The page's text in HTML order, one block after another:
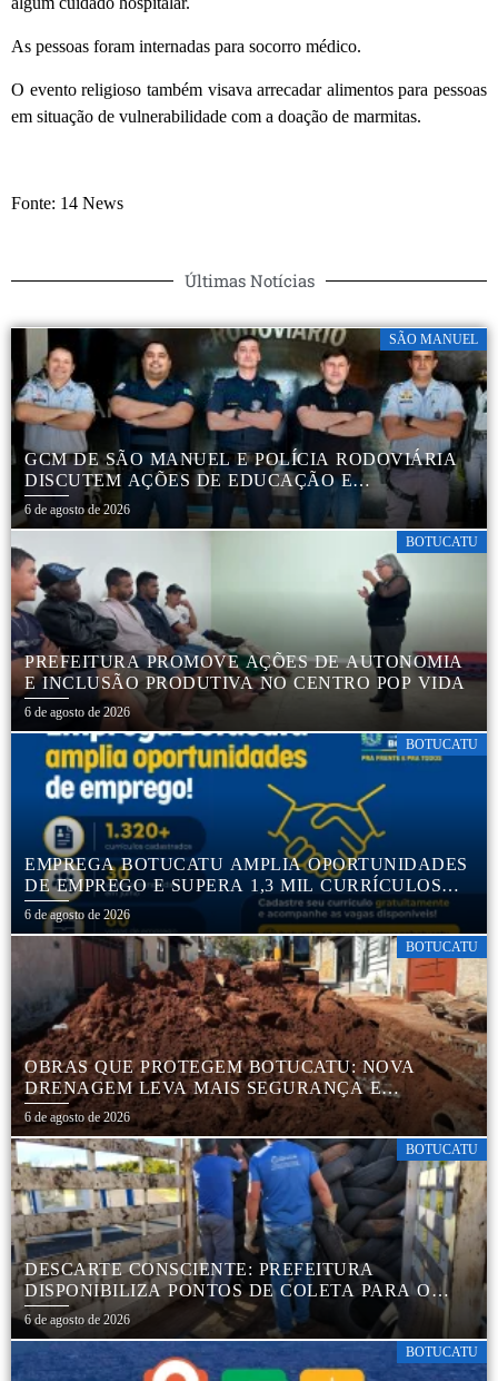
As pessoas foram internadas para socorro médico.
O evento religioso também visava arrecadar alimentos para pessoas
em situação de vulnerabilidade com a doação de marmitas.
Fonte: 14 News
Últimas Notícias
SÃO MANUEL
GCM DE SÃO MANUEL E POLÍCIA RODOVIÁRIA
DISCUTEM AÇÕES DE EDUCAÇÃO E
SEGURANÇA NO TRÂNSITO
6 de agosto de 2026
BOTUCATU
PREFEITURA PROMOVE AÇÕES DE AUTONOMIA
E INCLUSÃO PRODUTIVA NO CENTRO POP VIDA
6 de agosto de 2026
BOTUCATU
EMPREGA BOTUCATU AMPLIA OPORTUNIDADES
DE EMPREGO E SUPERA 1,3 MIL CURRÍCULOS
CADASTRADOS
6 de agosto de 2026
BOTUCATU
OBRAS QUE PROTEGEM BOTUCATU: NOVA
DRENAGEM LEVA MAIS SEGURANÇA E
TRANQUILIDADE AOS MORADORES DA COHAB
5
6 de agosto de 2026
BOTUCATU
DESCARTE CONSCIENTE: PREFEITURA
DISPONIBILIZA PONTOS DE COLETA PARA O
DESCARTE AMBIENTALMENTE CORRETO DE
PNEUS, GARANTINDO DESTINAÇÃO ADEQUADA
E PRESERVAÇÃO AMBIENTAL
6 de agosto de 2026
BOTUCATU